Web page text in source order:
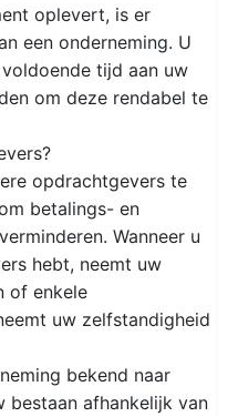
oplevert, is er
een onderneming. U
tijd aan uw
om deze rendabel te
opdrachtgevers te
betalings- en
Wanneer u
hebt, neemt uw
of enkele
uw zelfstandigheid
bekend naar
bestaan afhankelijk van